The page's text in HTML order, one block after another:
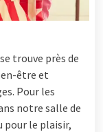
trouve près de
être et
Pour les
notre salle de
pour le plaisir,